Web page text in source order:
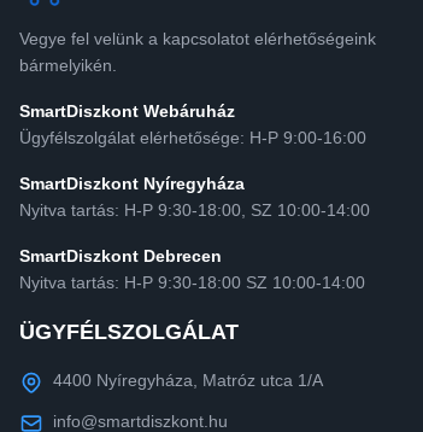
Vegye fel velünk a kapcsolatot elérhetőségeink
bármelyikén.
SmartDiszkont Webáruház
Ügyfélszolgálat elérhetősége: H-P 9:00-16:00
SmartDiszkont Nyíregyháza
Nyitva tartás: H-P 9:30-18:00, SZ 10:00-14:00
SmartDiszkont Debrecen
Nyitva tartás: H-P 9:30-18:00 SZ 10:00-14:00
ÜGYFÉLSZOLGÁLAT
4400 Nyíregyháza, Matróz utca 1/A
info@smartdiszkont.hu